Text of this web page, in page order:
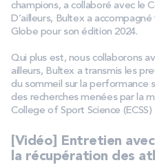
champions, a collaboré avec le
D’ailleurs, Bultex a
Globe pour son édition 2024.
Qui plus est, nous collaborons
ailleurs, Bultex a transmis les
du sommeil sur la performance
des recherches menées par la
College of Sport Science (ECSS)
[Vidéo] Entretien
la récupération des